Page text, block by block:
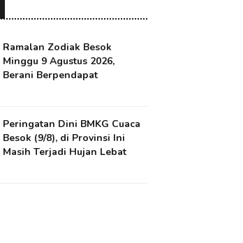
Ramalan Zodiak Besok
Minggu 9 Agustus 2026,
Berani Berpendapat
Peringatan Dini BMKG Cuaca
Besok (9/8), di Provinsi Ini
Masih Terjadi Hujan Lebat